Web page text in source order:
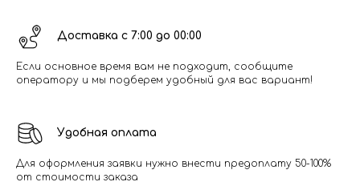
Доставка с 7:00 до 00:00
Если основное время вам не подходит, сообщите
оператору и мы подберем удобный для вас вариант!
Удобная оплата
Для оформления заявки нужно внести предоплату 50-100%
от стоимости заказа